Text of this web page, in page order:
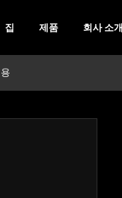
집 제품 회사 소개